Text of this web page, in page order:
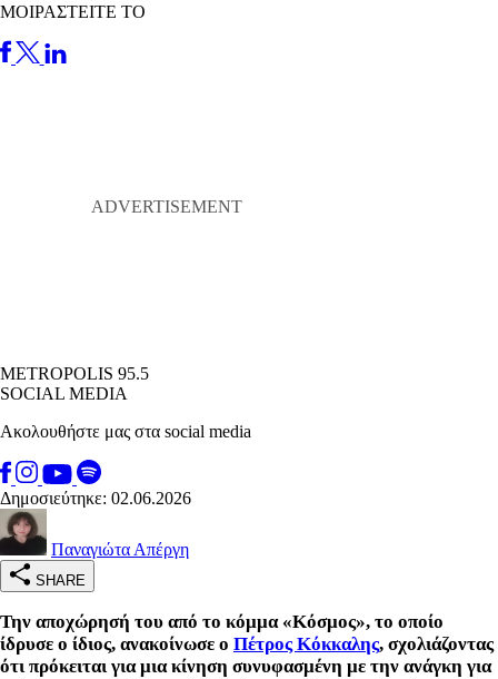
ΜΟΙΡΑΣΤΕΙΤΕ ΤΟ
METROPOLIS 95.5
SOCIAL MEDIA
Ακολουθήστε μας στα social media
Δημοσιεύτηκε: 02.06.2026
Παναγιώτα Απέργη
SHARE
Την αποχώρησή του από το κόμμα «Κόσμος», το οποίο
ίδρυσε ο ίδιος, ανακοίνωσε ο Πέτρος Κόκκαλης, σχολιάζοντας
ότι πρόκειται για μια κίνηση συνυφασμένη με την ανάγκη για